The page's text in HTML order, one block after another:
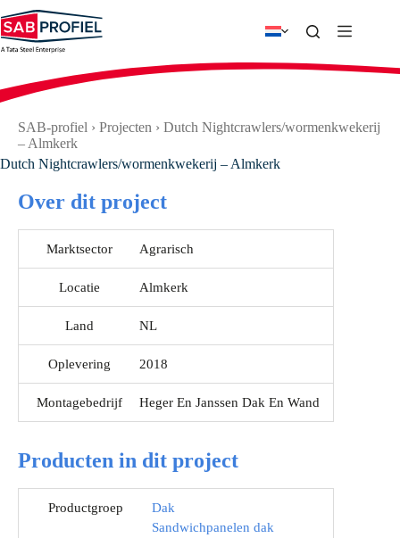
naar
de
inhoud
SAB-profiel › Projecten › Dutch Nightcrawlers/wormenkwekerij
– Almkerk
Dutch Nightcrawlers/wormenkwekerij – Almkerk
Over dit project
Marktsector Agrarisch
Locatie Almkerk
Land NL
Oplevering 2018
Montagebedrijf Heger En Janssen Dak En Wand
Producten in dit project
Productgroep
Dak
Sandwichpanelen dak